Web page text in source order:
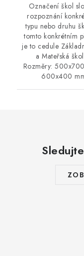
Označení škol
rozpoznání
typu nebo druhu
tomto konkrétním
je to cedule
a Mateřská
Rozměry:
600x400